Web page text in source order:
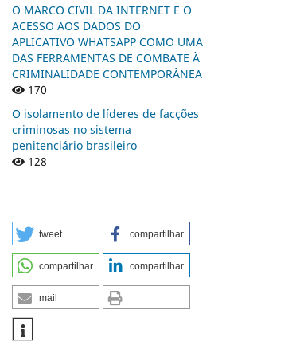
O MARCO CIVIL DA INTERNET E O
ACESSO AOS DADOS DO
APLICATIVO WHATSAPP COMO UMA
DAS FERRAMENTAS DE COMBATE À
CRIMINALIDADE CONTEMPORÂNEA
170
O isolamento de líderes de facções
criminosas no sistema
penitenciário brasileiro
128
tweet compartilhar
compartilhar compartilhar
mail